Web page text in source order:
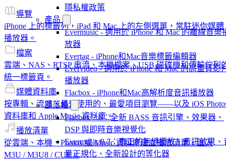
隱私權政策
產品
Evermusic - 適用於 iPhone 和 Mac 的離線音樂
放器
Evertag - iPhone和Mac音樂標籤編輯器
Evervideo - 適用於 iPhone 和 Mac 的高畫質影
播放器
Flacbox - iPhone和Mac高解析度音訊播放器
部落格
Flacbox 7.6：全新 BASS 音訊引擎、效果器、
DSP 與即時音樂視覺化
Evermusic 8.7：真正的無縫播放、音訊效果、
量正規化、全新設計的等化器
導覽
iPhone 上的標籤列，iPad 和 Mac 上的左側選單，常駐迷你媒體
播放器。
檔案
雲端、NAS、RTSP 串流、本機檔案、USB 磁碟機和傳輸佇列
統一標籤頁。
媒體資料庫
按專輯、流派、最近使用的、最愛項目瀏覽——以及 iOS
資料庫和 Apple Music 資料庫。
播放清單
從雲端、本機、Photos 或 Music 資料庫建立播放清單，匯入
M3U / M3U8 / CUE。